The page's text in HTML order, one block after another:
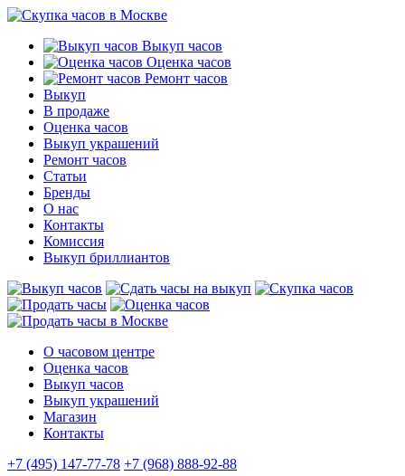
Выкуп часов
Оценка часов
Ремонт часов
Выкуп
В продаже
Оценка часов
Выкуп украшений
Ремонт часов
Статьи
Бренды
О нас
Контакты
Комиссия
Выкуп бриллиантов
О часовом центре
Оценка часов
Выкуп часов
Выкуп украшений
Магазин
Контакты
+7 (495) 147-77-78 +7 (968) 888-92-88